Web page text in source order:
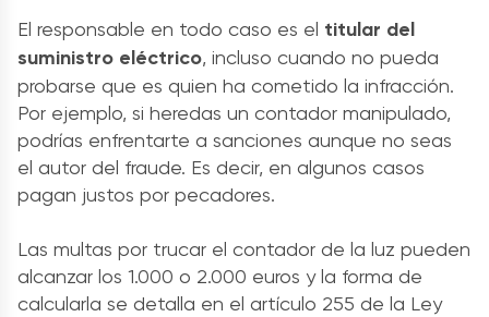
El responsable en todo caso es el titular del
suministro eléctrico, incluso cuando no pueda
probarse que es quien ha cometido la infracción.
Por ejemplo, si heredas un contador manipulado,
podrías enfrentarte a sanciones aunque no seas
el autor del fraude. Es decir, en algunos casos
pagan justos por pecadores.
Las multas por trucar el contador de la luz pueden
alcanzar los 1.000 o 2.000 euros y la forma de
calcularla se detalla en el artículo 255 de la Ley